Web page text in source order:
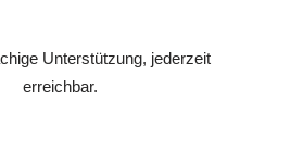
Unterstützung, jederzeit
erreichbar.